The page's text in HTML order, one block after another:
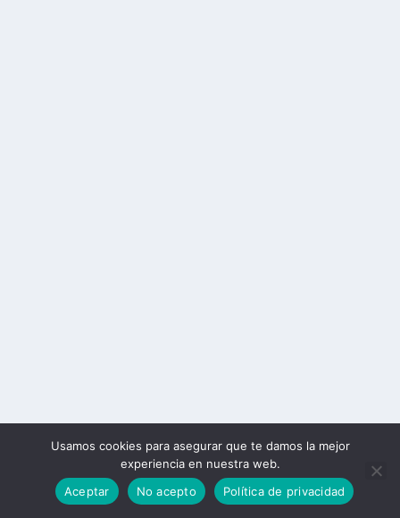
Usamos cookies para asegurar que te damos la mejor
experiencia en nuestra web.
Aceptar
No acepto Política de privacidad